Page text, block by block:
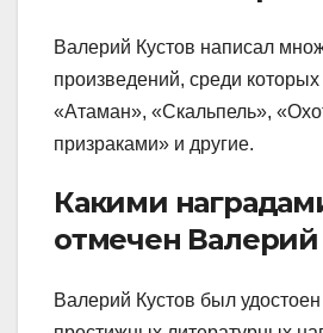
Валерий Кустов написал
произведений, среди
«Атаман», «Скальпель»,
призраками» и другие.
Какими
отмечен Валерий
Валерий Кустов был